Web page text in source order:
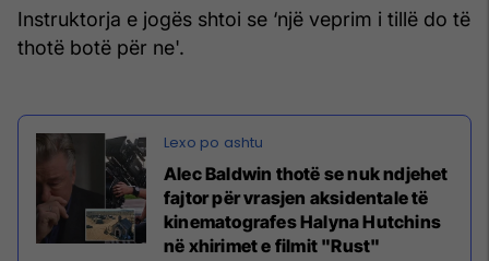
Instruktorja e jogës shtoi se ‘një veprim i tillë do të
thotë botë për ne'.
Alec Baldwin thotë se nuk ndjehet
fajtor për vrasjen aksidentale të
kinematografes Halyna Hutchins
në xhirimet e filmit "Rust"